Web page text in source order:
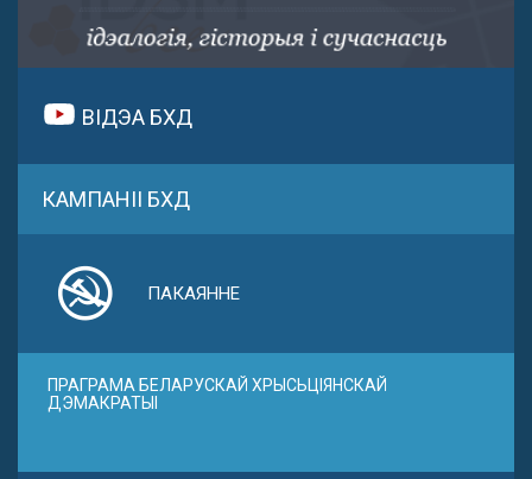
ВІДЭА БХД
КАМПАНІІ БХД
ПАКАЯННЕ
ПРАГРАМА БЕЛАРУСКАЙ ХРЫСЬЦІЯНСКАЙ
ДЭМАКРАТЫІ